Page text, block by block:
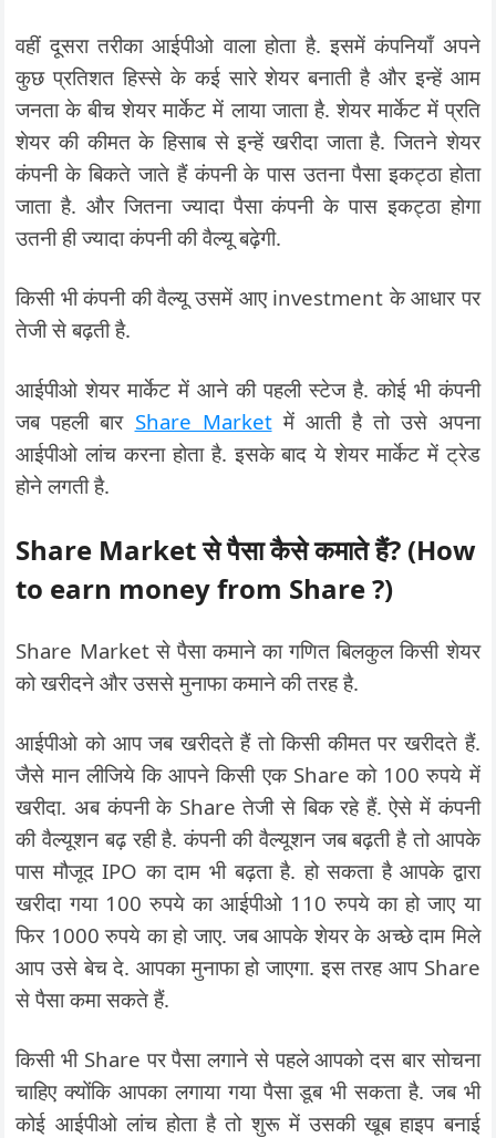
वहीं दूसरा तरीका आईपीओ वाला होता है. इसमें कंपनियाँ अपने
कुछ प्रतिशत हिस्से के कई सारे शेयर बनाती है और इन्हें आम
जनता के बीच शेयर मार्केट में लाया जाता है. शेयर मार्केट में प्रति
शेयर की कीमत के हिसाब से इन्हें खरीदा जाता है. जितने शेयर
कंपनी के बिकते जाते हैं कंपनी के पास उतना पैसा इकट्ठा होता
जाता है. और जितना ज्यादा पैसा कंपनी के पास इकट्ठा होगा
उतनी ही ज्यादा कंपनी की वैल्यू बढ़ेगी.
किसी भी कंपनी की वैल्यू उसमें आए investment के आधार पर
तेजी से बढ़ती है.
आईपीओ शेयर मार्केट में आने की पहली स्टेज है. कोई भी कंपनी
जब पहली बार Share Marketमें आती है तो उसे अपना
आईपीओ लांच करना होता है. इसके बाद ये शेयर मार्केट में ट्रेड
होने लगती है.
Share Marketसे पैसा कैसे कमाते हैं? (How
to earn money from Share ?)
Share Market से पैसा कमाने का गणित बिलकुल किसी शेयर
को खरीदने और उससे मुनाफा कमाने की तरह है.
आईपीओ को आप जब खरीदते हैं तो किसी कीमत पर खरीदते हैं.
जैसे मान लीजिये कि आपने किसी एक Share को 100 रुपये में
खरीदा. अब कंपनी के Share तेजी से बिक रहे हैं. ऐसे में कंपनी
की वैल्यूशन बढ़ रही है. कंपनी की वैल्यूशन जब बढ़ती है तो आपके
पास मौजूद IPO का दाम भी बढ़ता है. हो सकता है आपके द्वारा
खरीदा गया 100 रुपये का आईपीओ 110 रुपये का हो जाए या
फिर 1000 रुपये का हो जाए. जब आपके शेयर के अच्छे दाम मिले
आप उसे बेच दे. आपका मुनाफा हो जाएगा. इस तरह आप Share
से पैसा कमा सकते हैं.
किसी भी Share पर पैसा लगाने से पहले आपको दस बार सोचना
चाहिए क्योंकि आपका लगाया गया पैसा डूब भी सकता है. जब भी
कोई आईपीओ लांच होता है तो शुरू में उसकी खूब हाइप बनाई